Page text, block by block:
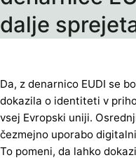
dalje
Da, z denarnico EUDI se
dokazila o identiteti v
vsej Evropski uniji.
čezmejno uporabo
To pomeni, da lahko